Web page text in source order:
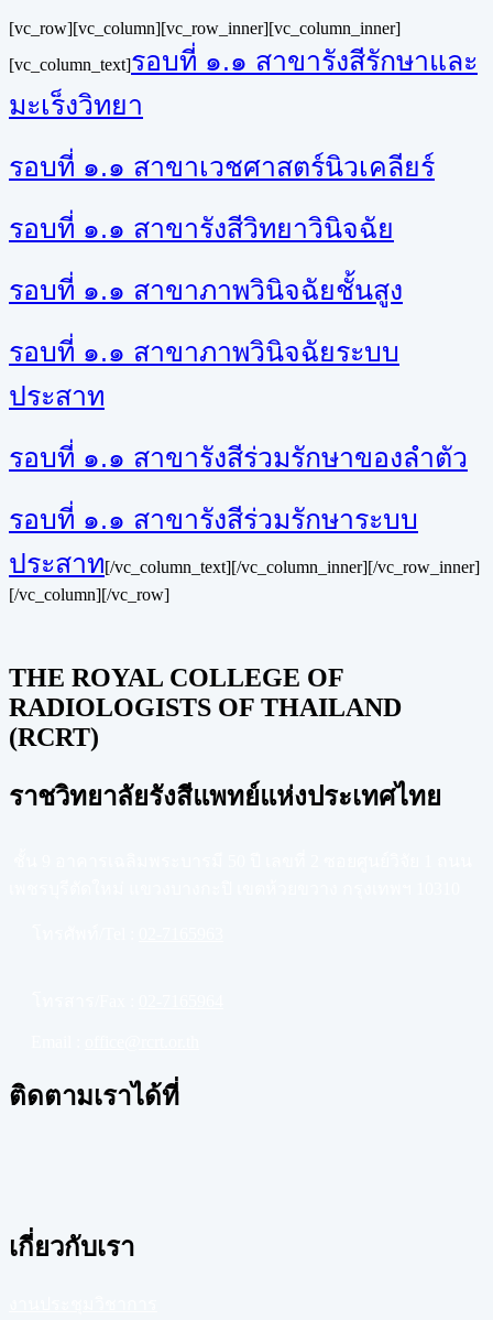
[vc_row][vc_column][vc_row_inner][vc_column_inner]
[vc_column_text]รอบที่ ๑.๑ สาขารังสีรักษาและ
มะเร็งวิทยา
รอบที่ ๑.๑ สาขาเวชศาสตร์นิวเคลียร์
รอบที่ ๑.๑ สาขารังสีวิทยาวินิจฉัย
รอบที่ ๑.๑ สาขาภาพวินิจฉัยชั้นสูง
รอบที่ ๑.๑ สาขาภาพวินิจฉัยระบบ
ประสาท
รอบที่ ๑.๑ สาขารังสีร่วมรักษาของลำตัว
รอบที่ ๑.๑ สาขารังสีร่วมรักษาระบบ
ประสาท[/vc_column_text][/vc_column_inner][/vc_row_inner]
[/vc_column][/vc_row]
THE ROYAL COLLEGE OF
RADIOLOGISTS OF THAILAND
(RCRT)
ราชวิทยาลัยรังสีแพทย์แห่งประเทศไทย
ติดตามเราได้ที่
เกี่ยวกับเรา